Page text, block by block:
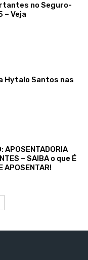
no Seguro-
– Veja
Hytalo Santos nas
APOSENTADORIA
– SAIBA o que É
APOSENTAR!